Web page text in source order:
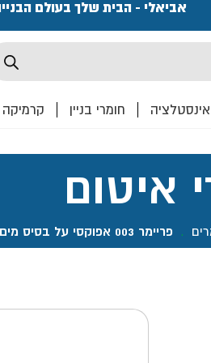
אביאלי - הבית שלך בעולם
אינסטלציה חומרי בניין קרמיקה
איטום
. פריימר 003 אפוקסי על בסיס מים- 1.5 ל' תרמוקיר